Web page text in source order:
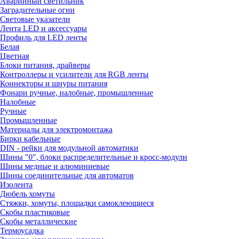
Заградительные огни
Световые указатели
Лента LED и аксессуары
Профиль для LED ленты
Белая
Цветная
Блоки питания, драйверы
Контроллеры и усилители для RGB ленты
Коннекторы и шнуры питания
Фонари ручные, налобные, промышленные
Налобные
Ручные
Промышленные
Материалы для электромонтажа
Бирки кабельные
DIN - рейки для модульной автоматики
Шины "0", блоки распределительные и кросс-модули
Шины медные и алюминиевые
Шины соединительные для автоматов
Изолента
Дюбель хомуты
Стяжки, хомуты, площадки самоклеющиеся
Скобы пластиковые
Скобы металлические
Термоусадка